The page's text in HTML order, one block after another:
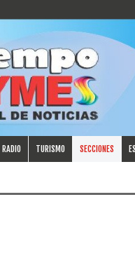
RADIO TURISMO SECCIONES